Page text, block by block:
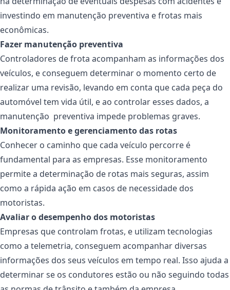
investindo em manutenção preventiva e frotas mais
econômicas.
Fazer manutenção preventiva
Controladores de frota acompanham as informações dos
veículos, e conseguem determinar o momento certo de
realizar uma revisão, levando em conta que cada peça do
automóvel tem vida útil, e ao controlar esses dados, a
manutenção preventiva impede problemas graves.
Monitoramento e gerenciamento das rotas
Conhecer o caminho que cada veículo percorre é
fundamental para as empresas. Esse monitoramento
permite a determinação de rotas mais seguras, assim
como a rápida ação em casos de necessidade dos
motoristas.
Avaliar o desempenho dos motoristas
Empresas que controlam frotas, e utilizam tecnologias
como a telemetria, conseguem acompanhar diversas
informações dos seus veículos em tempo real. Isso ajuda a
determinar se os condutores estão ou não seguindo todas